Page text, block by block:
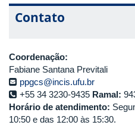
Contato
Coordenação:
Fabiane Santana Previtali
ppgcs@incis.ufu.br
+55 34 3230-9435 Ramal:
Horário de atendimento:
10:50 e das 12:00 às 15:30.